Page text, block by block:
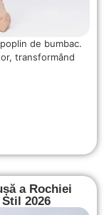
de bumbac.
transformând
a Rochiei
2026